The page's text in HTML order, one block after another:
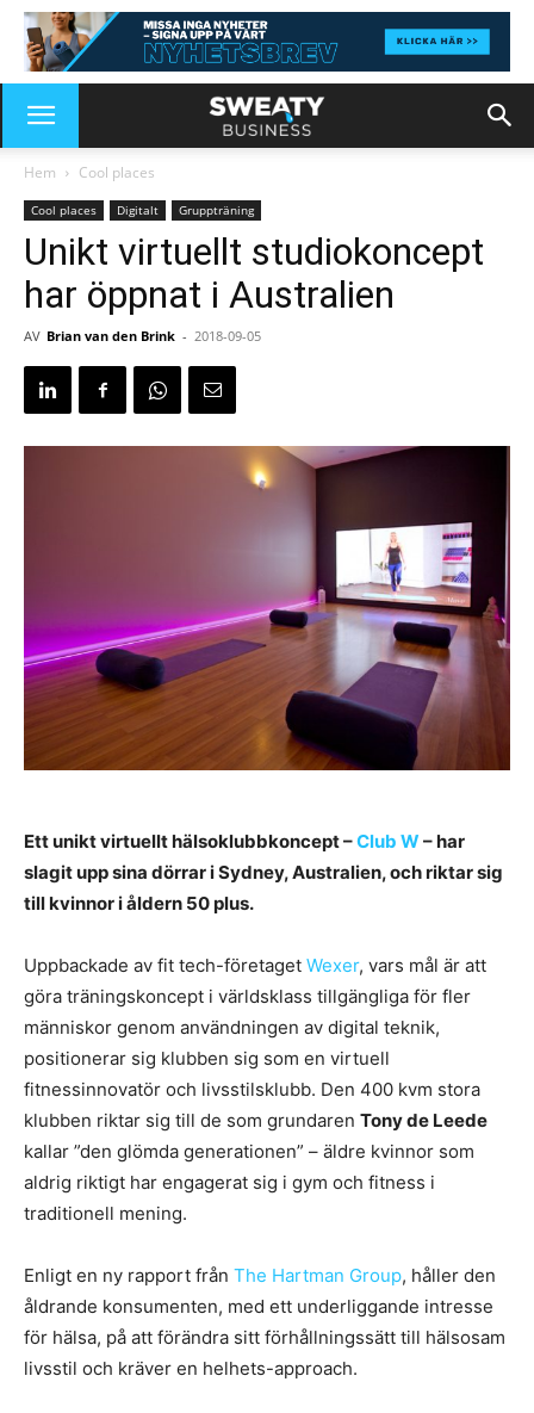
Hem Cool places
Cool places Digitalt Gruppträning
Unikt virtuellt studiokoncept
har öppnat i Australien
AV Brian van den Brink - 2018-09-05
Ett unikt virtuellt hälsoklubbkoncept –Club W– har
slagit upp sina dörrar i Sydney, Australien, och riktar sig
till kvinnor i åldern 50 plus.
Uppbackade av fit tech-företaget Wexer, vars mål är att
göra träningskoncept i världsklass tillgängliga för fler
människor genom användningen av digital teknik,
positionerar sig klubben sig som en virtuell
fitnessinnovatör och livsstilsklubb. Den 400 kvm stora
klubben riktar sig till de som grundaren Tony de Leede
kallar ”den glömda generationen” – äldre kvinnor som
aldrig riktigt har engagerat sig i gym och fitness i
traditionell mening.
Enligt en ny rapport från The Hartman Group, håller den
åldrande konsumenten, med ett underliggande intresse
för hälsa, på att förändra sitt förhållningssätt till hälsosam
livsstil och kräver en helhets-approach.